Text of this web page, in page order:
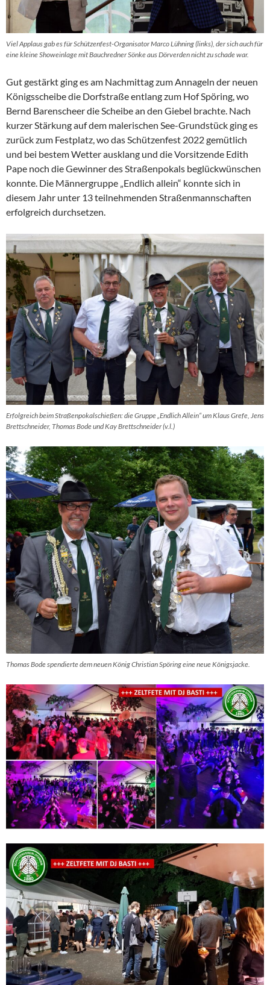
Viel Applaus gab es für Schützenfest-Organisator Marco Lühning (links), der sich auch für
eine kleine Showeinlage mit Bauchredner Sönke aus Dörverden nicht zu schade war.
Gut gestärkt ging es am Nachmittag zum Annageln der neuen
Königsscheibe die Dorfstraße entlang zum Hof Spöring, wo
Bernd Barenscheer die Scheibe an den Giebel brachte. Nach
kurzer Stärkung auf dem malerischen See-Grundstück ging es
zurück zum Festplatz, wo das Schützenfest 2022 gemütlich
und bei bestem Wetter ausklang und die Vorsitzende Edith
Pape noch die Gewinner des Straßenpokals beglückwünschen
konnte. Die Männergruppe „Endlich allein“ konnte sich in
diesem Jahr unter 13 teilnehmenden Straßenmannschaften
erfolgreich durchsetzen.
Erfolgreich beim Straßenpokalschießen: die Gruppe „Endlich Allein“ um Klaus Grefe, Jens
Brettschneider, Thomas Bode und Kay Brettschneider (v.l.)
Thomas Bode spendierte dem neuen König Christian Spöring eine neue Königsjacke.